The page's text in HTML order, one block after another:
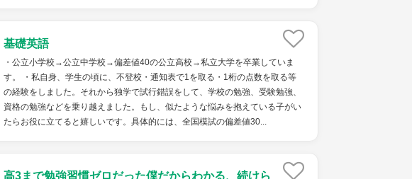
基礎英語
・公立小学校→公立中学校→偏差値40の公立高校→私立大学を卒業していま
す。 ・私自身、学生の頃に、不登校・通知表で1を取る・1桁の点数を取る等
の経験をしました。それから独学で試行錯誤をして、学校の勉強、受験勉強、
資格の勉強などを乗り越えました。もし、似たような悩みを抱えている子がい
たらお役に立てると嬉しいです。具体的には、全国模試の偏差値30...
高3まで勉強習慣ゼロだった僕だからわかる、続けら